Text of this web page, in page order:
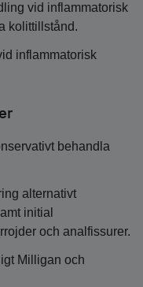
vid inflammatorisk
kolittillstånd.
inflammatorisk
behandla
alternativt
initial
och analfissurer.
Milligan och